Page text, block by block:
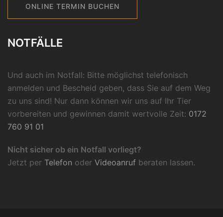
ONLINE TERMIN BUCHEN
NOTFÄLLE
Und auch im Notfall: Bitte möglichst telefonisch
anmelden und Bescheid geben, dass Sie auf dem Weg
zu uns sind! Nur dann können wir uns auf Ihr Tier
vorbereiten und gewinnen damit wertvolle Zeit: 0172
760 91 01
Nicht sicher ob ein Notfall vorliegt?
Jetzt per Telefon oder Videoanruf beraten lassen.